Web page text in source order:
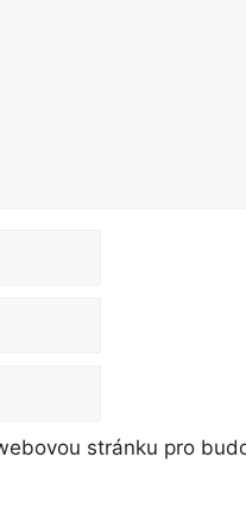
stránku pro